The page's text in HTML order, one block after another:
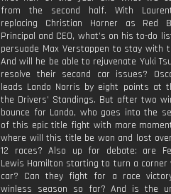
from the second half. With
replacing Christian Horner as Red
Principal and CEO, what’s on his to-do
persuade Max Verstappen to stay with
And will he be able to rejuvenate Yuki
resolve their second car issues?
leads Lando Norris by eight points at
the Drivers’ Standings. But after two
bounce for Lando, who goes into the
of this epic title fight with more
where will this title be won and lost
12 races? Also up for debate: are
Lewis Hamilton starting to turn a
car? Can they fight for a race
winless season so far? And is the